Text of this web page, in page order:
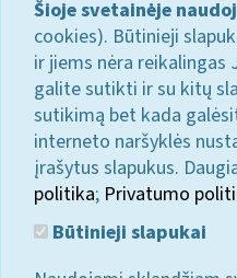
Šioje svetainėje
cookies). Būtinieji
ir jiems nėra reikalingas
galite sutikti ir su kitų
sutikimą bet kada
interneto naršyklės
įrašytus slapukus.
politika; Privatumo
Būtinieji slapukai